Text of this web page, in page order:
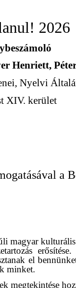
2026
Henriett,
Nyelvi
XIV. kerület
a
magyar
el
minket.
megtekintése